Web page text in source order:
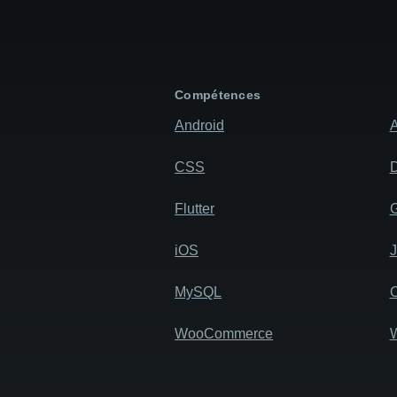
Compétences
Android
CSS
Flutter
iOS
MySQL
WooCommerce